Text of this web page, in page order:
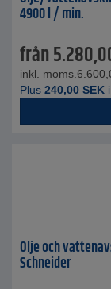
4900 l / min.
från
inkl. moms.
Plus 240,00 SEK
Olje och
Schneider